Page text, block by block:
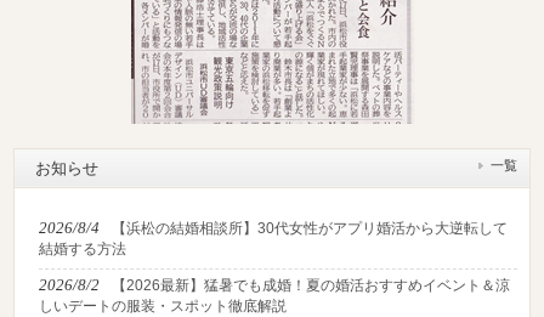
お知らせ 一覧
2026/8/4
【浜松の結婚相談所】30代女性がアプリ婚活から大逆転して
結婚する方法
2026/8/2
【2026最新】猛暑でも成婚！夏の婚活おすすめイベント＆涼
しいデートの服装・スポット徹底解説